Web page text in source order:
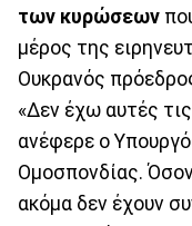
των κυρώσεων
μέρος της
Ουκρανός
«Δεν έχω αυτές
ανέφερε ο
Ομοσπονδίας.
ακόμα δεν έχουν